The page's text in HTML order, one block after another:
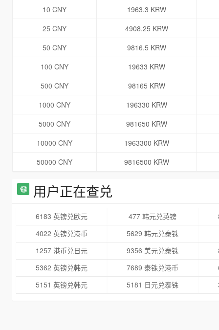
10 CNY
1963.3 KRW
25 CNY
4908.25 KRW
50 CNY
9816.5 KRW
100 CNY
19633 KRW
500 CNY
98165 KRW
1000 CNY
196330 KRW
5000 CNY
981650 KRW
10000 CNY
1963300 KRW
50000 CNY
9816500 KRW
用户正在查兑
6183 英镑兑欧元 477 韩元兑英镑
4022 英镑兑港币
5629 韩元兑泰铢
1257 港币兑日元
9356 美元兑泰铢
5362 英镑兑韩元
7689 泰铢兑港币
5151 英镑兑韩元
5181 日元兑泰铢